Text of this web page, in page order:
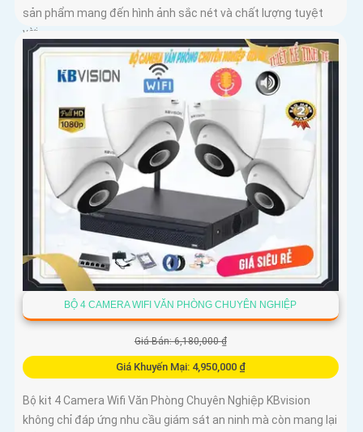
sản phẩm mang đến hình ảnh sắc nét và chất lượng tuyệt
vời
BỘ 4 CAMERA WIFI VĂN PHÒNG CHUYÊN NGHIỆP
Giá Bán: 6,180,000 ₫
Giá Khuyến Mại: 4,950,000 ₫
Bộ kit 4 Camera Wifi Văn Phòng Chuyên Nghiệp KBvision
không chỉ đáp ứng nhu cầu giám sát an ninh mà còn mang lại